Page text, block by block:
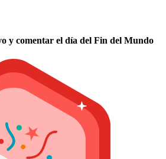
y comentar el día del Fin del Mundo